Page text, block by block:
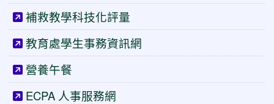
補救教學科技化評量
教育處學生事務資訊網
營養午餐
ECPA 人事服務網